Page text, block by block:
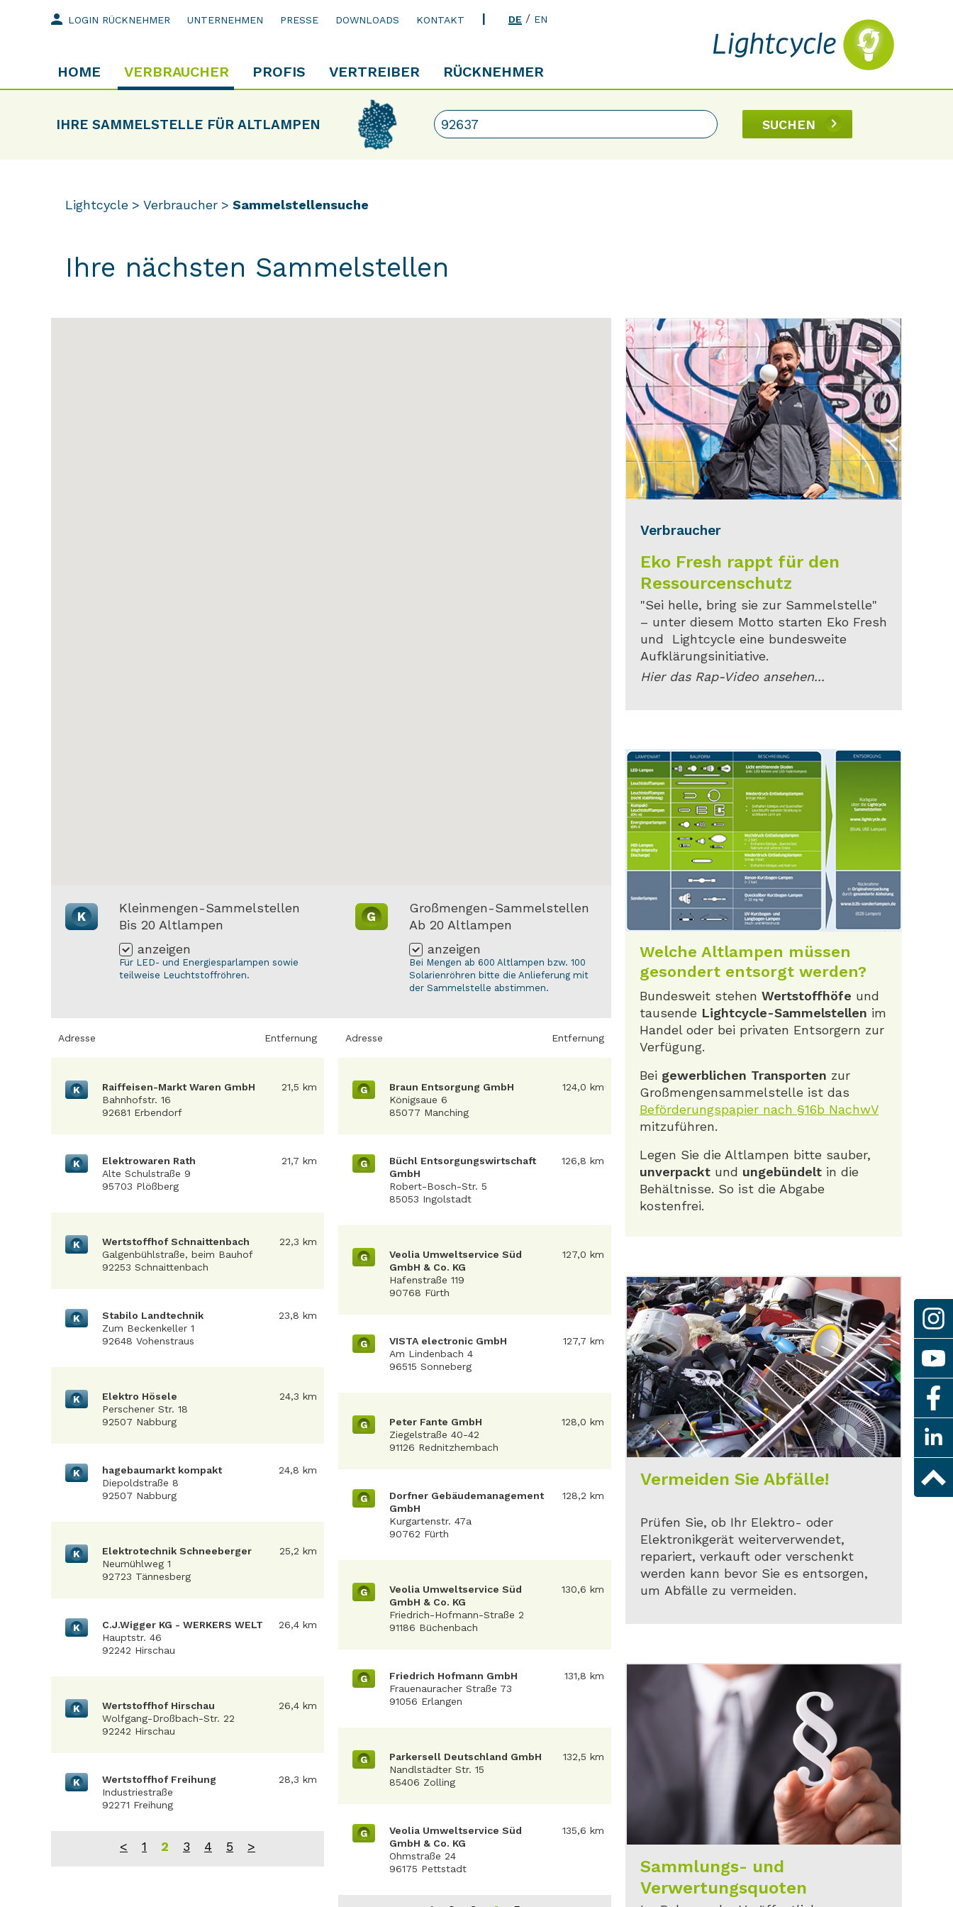
HOME VERBRAUCHER PROFIS VERTREIBER RÜCKNEHMER
person LOGIN RÜCKNEHMER UNTERNEHMEN PRESSE DOWNLOADS KONTAKT DE / EN
IHRE SAMMELSTELLE FÜR ALTLAMPEN SUCHEN
Lightcycle Verbraucher Sammelstellensuche
Ihre nächsten Sammelstellen
K
Kleinmengen-Sammelstellen
Bis 20 Altlampen
anzeigen
Für LED- und Energiesparlampen sowie
teilweise Leuchtstoffröhren.
G
Großmengen-Sammelstellen
Ab 20 Altlampen
anzeigen
Bei Mengen ab 600 Altlampen bzw. 100
Solarienröhren bitte die Anlieferung mit
der Sammelstelle abstimmen.
Adresse Entfernung
K
Raiffeisen-Markt Waren GmbH
Bahnhofstr. 16
92681 Erbendorf
21,5 km
K
Elektrowaren Rath
Alte Schulstraße 9
95703 Plößberg
21,7 km
K
Wertstoffhof Schnaittenbach
Galgenbühlstraße, beim Bauhof
92253 Schnaittenbach
22,3 km
K
Stabilo Landtechnik
Zum Beckenkeller 1
92648 Vohenstraus
23,8 km
K
Elektro Hösele
Perschener Str. 18
92507 Nabburg
24,3 km
K
hagebaumarkt kompakt
Diepoldstraße 8
92507 Nabburg
24,8 km
K
Elektrotechnik Schneeberger
Neumühlweg 1
92723 Tännesberg
25,2 km
K
C.J.Wigger KG - WERKERS WELT
Hauptstr. 46
92242 Hirschau
26,4 km
K
Wertstoffhof Hirschau
Wolfgang-Droßbach-Str. 22
92242 Hirschau
26,4 km
K
Wertstoffhof Freihung
Industriestraße
92271 Freihung
28,3 km
< 1 2 3 4 5 >
Adresse Entfernung
G
Braun Entsorgung GmbH
Königsaue 6
85077 Manching
124,0 km
G
Büchl Entsorgungswirtschaft
GmbH
Robert-Bosch-Str. 5
85053 Ingolstadt
126,8 km
G
Veolia Umweltservice Süd
GmbH & Co. KG
Hafenstraße 119
90768 Fürth
127,0 km
G
VISTA electronic GmbH
Am Lindenbach 4
96515 Sonneberg
127,7 km
G
Peter Fante GmbH
Ziegelstraße 40-42
91126 Rednitzhembach
128,0 km
G
Dorfner Gebäudemanagement
GmbH
Kurgartenstr. 47a
90762 Fürth
128,2 km
G
Veolia Umweltservice Süd
GmbH & Co. KG
Friedrich-Hofmann-Straße 2
91186 Büchenbach
130,6 km
G
Friedrich Hofmann GmbH
Frauenauracher Straße 73
91056 Erlangen
131,8 km
G
Parkersell Deutschland GmbH
Nandlstädter Str. 15
85406 Zolling
132,5 km
G
Veolia Umweltservice Süd
GmbH & Co. KG
Ohmstraße 24
96175 Pettstadt
135,6 km
Verbraucher
Eko Fresh rappt für den
Ressourcenschutz
"Sei helle, bring sie zur Sammelstelle"
– unter diesem Motto starten Eko Fresh
und Lightcycle eine bundesweite
Aufklärungsinitiative.
Hier das Rap-Video ansehen...
Welche Altlampen müssen
gesondert entsorgt werden?
Bundesweit stehen Wertstoffhöfe und
tausende Lightcycle-Sammelstellen im
Handel oder bei privaten Entsorgern zur
Verfügung.
Bei gewerblichen Transporten zur
Großmengensammelstelle ist das
Beförderungspapier nach §16b NachwV
mitzuführen.
Legen Sie die Altlampen bitte sauber,
unverpackt und ungebündelt in die
Behältnisse. So ist die Abgabe
kostenfrei.
Vermeiden Sie Abfälle!
Prüfen Sie, ob Ihr Elektro- oder
Elektronikgerät weiterverwendet,
repariert, verkauft oder verschenkt
werden kann bevor Sie es entsorgen,
um Abfälle zu vermeiden.
Sammlungs- und
Verwertungsquoten